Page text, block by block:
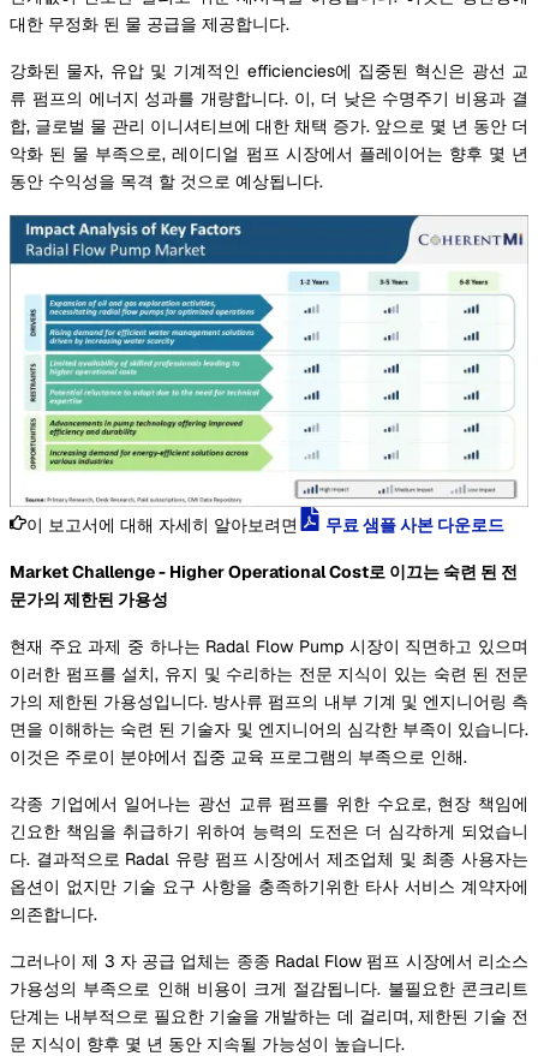
대한 무정화 된 물 공급을 제공합니다.
강화된 물자, 유압 및 기계적인 efficiencies에 집중된 혁신은 광선 교
류 펌프의 에너지 성과를 개량합니다. 이, 더 낮은 수명주기 비용과 결
합, 글로벌 물 관리 이니셔티브에 대한 채택 증가. 앞으로 몇 년 동안 더
악화 된 물 부족으로, 레이디얼 펌프 시장에서 플레이어는 향후 몇 년
동안 수익성을 목격 할 것으로 예상됩니다.
이 보고서에 대해 자세히 알아보려면 무료 샘플 사본 다운로드
Market Challenge - Higher Operational Cost로 이끄는 숙련 된 전
문가의 제한된 가용성
현재 주요 과제 중 하나는 Radal Flow Pump 시장이 직면하고 있으며
이러한 펌프를 설치, 유지 및 수리하는 전문 지식이 있는 숙련 된 전문
가의 제한된 가용성입니다. 방사류 펌프의 내부 기계 및 엔지니어링 측
면을 이해하는 숙련 된 기술자 및 엔지니어의 심각한 부족이 있습니다.
이것은 주로이 분야에서 집중 교육 프로그램의 부족으로 인해.
각종 기업에서 일어나는 광선 교류 펌프를 위한 수요로, 현장 책임에
긴요한 책임을 취급하기 위하여 능력의 도전은 더 심각하게 되었습니
다. 결과적으로 Radal 유량 펌프 시장에서 제조업체 및 최종 사용자는
옵션이 없지만 기술 요구 사항을 충족하기위한 타사 서비스 계약자에
의존합니다.
그러나이 제 3 자 공급 업체는 종종 Radal Flow 펌프 시장에서 리소스
가용성의 부족으로 인해 비용이 크게 절감됩니다. 불필요한 콘크리트
단계는 내부적으로 필요한 기술을 개발하는 데 걸리며, 제한된 기술 전
문 지식이 향후 몇 년 동안 지속될 가능성이 높습니다.